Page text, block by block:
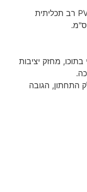
התחתון, הגובה